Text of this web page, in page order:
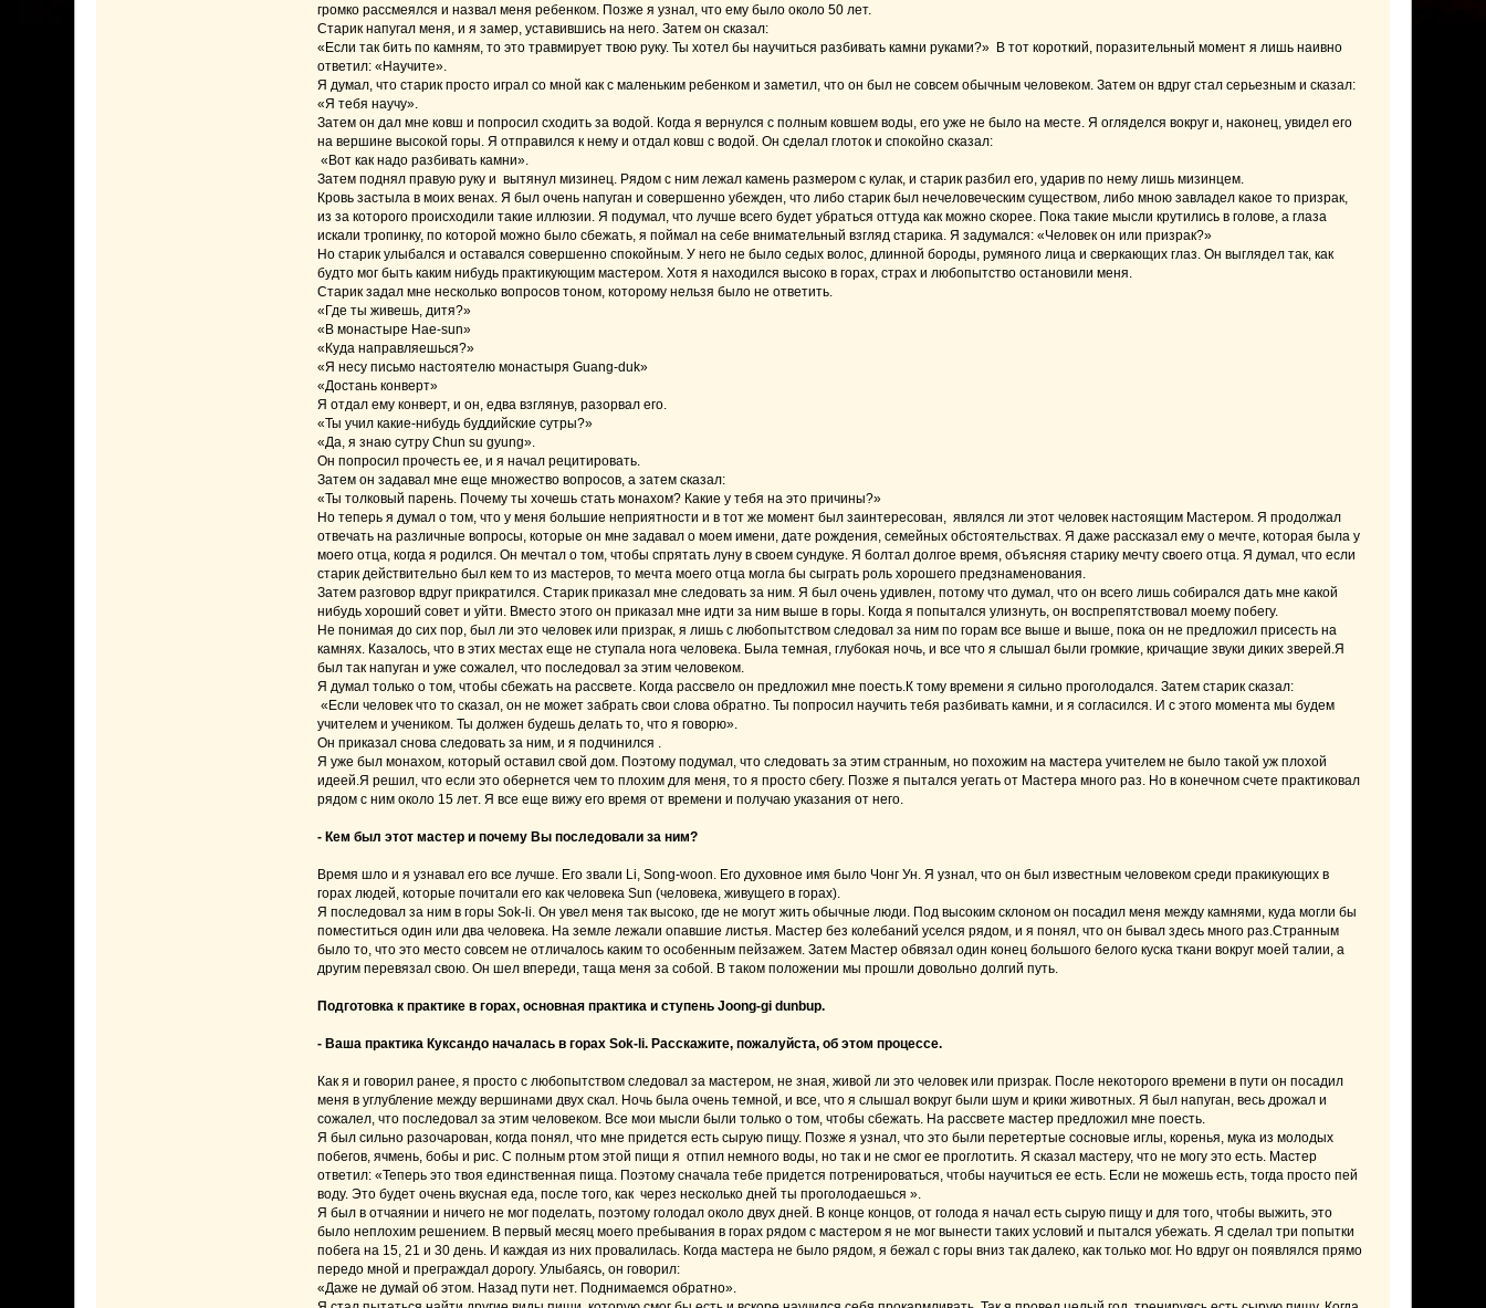
громко рассмеялся и назвал меня ребенком. Позже я узнал, что ему было около 50 лет.
Старик напугал меня, и я замер, уставившись на него. Затем он сказал:
«Если так бить по камням, то это травмирует твою руку. Ты хотел бы научиться разбивать камни руками?» В тот короткий, поразительный момент я лишь наивно
ответил: «Научите».
Я думал, что старик просто играл со мной как с маленьким ребенком и заметил, что он был не совсем обычным человеком. Затем он вдруг стал серьезным и сказал:
«Я тебя научу».
Затем он дал мне ковш и попросил сходить за водой. Когда я вернулся с полным ковшем воды, его уже не было на месте. Я огляделся вокруг и, наконец, увидел его
на вершине высокой горы. Я отправился к нему и отдал ковш с водой. Он сделал глоток и спокойно сказал:
«Вот как надо разбивать камни».
Затем поднял правую руку и вытянул мизинец. Рядом с ним лежал камень размером с кулак, и старик разбил его, ударив по нему лишь мизинцем.
Кровь застыла в моих венах. Я был очень напуган и совершенно убежден, что либо старик был нечеловеческим существом, либо мною завладел какое то призрак,
из за которого происходили такие иллюзии. Я подумал, что лучше всего будет убраться оттуда как можно скорее. Пока такие мысли крутились в голове, а глаза
искали тропинку, по которой можно было сбежать, я поймал на себе внимательный взгляд старика. Я задумался: «Человек он или призрак?»
Но старик улыбался и оставался совершенно спокойным. У него не было седых волос, длинной бороды, румяного лица и сверкающих глаз. Он выглядел так, как
будто мог быть каким нибудь практикующим мастером. Хотя я находился высоко в горах, страх и любопытство остановили меня.
Старик задал мне несколько вопросов тоном, которому нельзя было не ответить.
«Где ты живешь, дитя?»
«В монастыре Hae-sun»
«Куда направляешься?»
«Я несу письмо настоятелю монастыря Guang-duk»
«Достань конверт»
Я отдал ему конверт, и он, едва взглянув, разорвал его.
«Ты учил какие-нибудь буддийские сутры?»
«Да, я знаю сутру Chun su gyung».
Он попросил прочесть ее, и я начал рецитировать.
Затем он задавал мне еще множество вопросов, а затем сказал:
«Ты толковый парень. Почему ты хочешь стать монахом? Какие у тебя на это причины?»
Но теперь я думал о том, что у меня большие неприятности и в тот же момент был заинтересован, являлся ли этот человек настоящим Мастером. Я продолжал
отвечать на различные вопросы, которые он мне задавал о моем имени, дате рождения, семейных обстоятельствах. Я даже рассказал ему о мечте, которая была у
моего отца, когда я родился. Он мечтал о том, чтобы спрятать луну в своем сундуке. Я болтал долгое время, объясняя старику мечту своего отца. Я думал, что если
старик действительно был кем то из мастеров, то мечта моего отца могла бы сыграть роль хорошего предзнаменования.
Затем разговор вдруг прикратился. Старик приказал мне следовать за ним. Я был очень удивлен, потому что думал, что он всего лишь собирался дать мне какой
нибудь хороший совет и уйти. Вместо этого он приказал мне идти за ним выше в горы. Когда я попытался улизнуть, он воспрепятствовал моему побегу.
Не понимая до сих пор, был ли это человек или призрак, я лишь с любопытством следовал за ним по горам все выше и выше, пока он не предложил присесть на
камнях. Казалось, что в этих местах еще не ступала нога человека. Была темная, глубокая ночь, и все что я слышал были громкие, кричащие звуки диких зверей.Я
был так напуган и уже сожалел, что последовал за этим человеком.
Я думал только о том, чтобы сбежать на рассвете. Когда рассвело он предложил мне поесть.К тому времени я сильно проголодался. Затем старик сказал:
«Если человек что то сказал, он не может забрать свои слова обратно. Ты попросил научить тебя разбивать камни, и я согласился. И с этого момента мы будем
учителем и учеником. Ты должен будешь делать то, что я говорю».
Он приказал снова следовать за ним, и я подчинился .
Я уже был монахом, который оставил свой дом. Поэтому подумал, что следовать за этим странным, но похожим на мастера учителем не было такой уж плохой
идеей.Я решил, что если это обернется чем то плохим для меня, то я просто сбегу. Позже я пытался уегать от Мастера много раз. Но в конечном счете практиковал
рядом с ним около 15 лет. Я все еще вижу его время от времени и получаю указания от него.
- Кем был этот мастер и почему Вы последовали за ним?
Время шло и я узнавал его все лучше. Его звали Li, Song-woon. Его духовное имя было Чонг Ун. Я узнал, что он был известным человеком среди пракикующих в
горах людей, которые почитали его как человека Sun (человека, живущего в горах).
Я последовал за ним в горы Sok-li. Он увел меня так высоко, где не могут жить обычные люди. Под высоким склоном он посадил меня между камнями, куда могли бы
поместиться один или два человека. На земле лежали опавшие листья. Мастер без колебаний уселся рядом, и я понял, что он бывал здесь много раз.Странным
было то, что это место совсем не отличалось каким то особенным пейзажем. Затем Мастер обвязал один конец большого белого куска ткани вокруг моей талии, а
другим перевязал свою. Он шел впереди, таща меня за собой. В таком положении мы прошли довольно долгий путь.
Подготовка к практике в горах, основная практика и ступень Joong-gi dunbup.
- Ваша практика Куксандо началась в горах Sok-li. Расскажите, пожалуйста, об этом процессе.
Как я и говорил ранее, я просто с любопытством следовал за мастером, не зная, живой ли это человек или призрак. После некоторого времени в пути он посадил
меня в углубление между вершинами двух скал. Ночь была очень темной, и все, что я слышал вокруг были шум и крики животных. Я был напуган, весь дрожал и
сожалел, что последовал за этим человеком. Все мои мысли были только о том, чтобы сбежать. На рассвете мастер предложил мне поесть.
Я был сильно разочарован, когда понял, что мне придется есть сырую пищу. Позже я узнал, что это были перетертые сосновые иглы, коренья, мука из молодых
побегов, ячмень, бобы и рис. С полным ртом этой пищи я отпил немного воды, но так и не смог ее проглотить. Я сказал мастеру, что не могу это есть. Мастер
ответил: «Теперь это твоя единственная пища. Поэтому сначала тебе придется потренироваться, чтобы научиться ее есть. Если не можешь есть, тогда просто пей
воду. Это будет очень вкусная еда, после того, как через несколько дней ты проголодаешься ».
Я был в отчаянии и ничего не мог поделать, поэтому голодал около двух дней. В конце концов, от голода я начал есть сырую пищу и для того, чтобы выжить, это
было неплохим решением. В первый месяц моего пребывания в горах рядом с мастером я не мог вынести таких условий и пытался убежать. Я сделал три попытки
побега на 15, 21 и 30 день. И каждая из них провалилась. Когда мастера не было рядом, я бежал с горы вниз так далеко, как только мог. Но вдруг он появлялся прямо
передо мной и преграждал дорогу. Улыбаясь, он говорил:
«Даже не думай об этом. Назад пути нет. Поднимаемся обратно».